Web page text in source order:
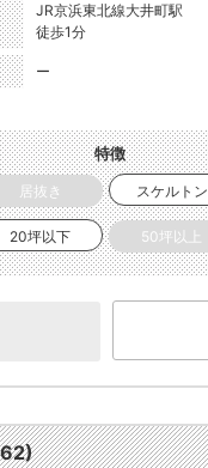
JR京浜東北線大井町駅
徒歩1分
ー
特徴
居抜き スケルトン
20坪以下 50坪以上